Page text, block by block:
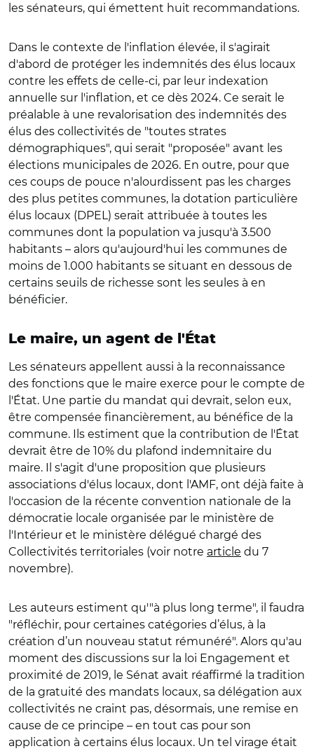
les sénateurs, qui émettent huit recommandations.
Dans le contexte de l'inflation élevée, il s'agirait
d'abord de protéger les indemnités des élus locaux
contre les effets de celle-ci, par leur indexation
annuelle sur l'inflation, et ce dès 2024. Ce serait le
préalable à une revalorisation des indemnités des
élus des collectivités de "toutes strates
démographiques", qui serait "proposée" avant les
élections municipales de 2026. En outre, pour que
ces coups de pouce n'alourdissent pas les charges
des plus petites communes, la dotation particulière
élus locaux (DPEL) serait attribuée à toutes les
communes dont la population va jusqu'à 3.500
habitants – alors qu'aujourd'hui les communes de
moins de 1.000 habitants se situant en dessous de
certains seuils de richesse sont les seules à en
bénéficier.
Le maire, un agent de l'État
Les sénateurs appellent aussi à la reconnaissance
des fonctions que le maire exerce pour le compte de
l'État. Une partie du mandat qui devrait, selon eux,
être compensée financièrement, au bénéfice de la
commune. Ils estiment que la contribution de l'État
devrait être de 10% du plafond indemnitaire du
maire. Il s'agit d'une proposition que plusieurs
associations d'élus locaux, dont l'AMF, ont déjà faite à
l'occasion de la récente convention nationale de la
démocratie locale organisée par le ministère de
l'Intérieur et le ministère délégué chargé des
Collectivités territoriales (voir notre article du 7
novembre).
Les auteurs estiment qu'"à plus long terme", il faudra
"réfléchir, pour certaines catégories d’élus, à la
création d’un nouveau statut rémunéré". Alors qu'au
moment des discussions sur la loi Engagement et
proximité de 2019, le Sénat avait réaffirmé la tradition
de la gratuité des mandats locaux, sa délégation aux
collectivités ne craint pas, désormais, une remise en
cause de ce principe – en tout cas pour son
application à certains élus locaux. Un tel virage était